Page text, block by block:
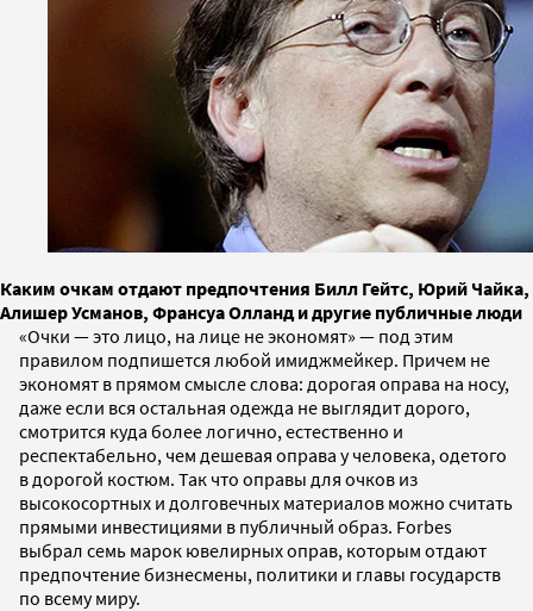
Каким очкам отдают предпочтения Билл Гейтс, Юрий Чайка,
Алишер Усманов, Франсуа Олланд и другие публичные люди
«Очки — это лицо, на лице не экономят» — под этим
правилом подпишется любой имиджмейкер. Причем не
экономят в прямом смысле слова: дорогая оправа на носу,
даже если вся остальная одежда не выглядит дорого,
смотрится куда более логично, естественно и
респектабельно, чем дешевая оправа у человека, одетого
в дорогой костюм. Так что оправы для очков из
высокосортных и долговечных материалов можно считать
прямыми инвестициями в публичный образ. Forbes
выбрал семь марок ювелирных оправ, которым отдают
предпочтение бизнесмены, политики и главы государств
по всему миру.